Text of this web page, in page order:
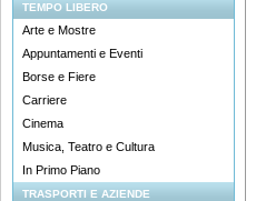
TEMPO LIBERO
Arte e Mostre
Appuntamenti e Eventi
Borse e Fiere
Carriere
Cinema
Musica, Teatro e Cultura
In Primo Piano
TRASPORTI E AZIENDE